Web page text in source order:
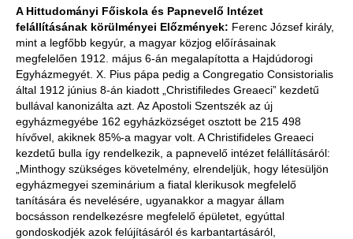
A Hittudományi Főiskola és Papnevelő Intézet
felállításának körülményei Előzmények: Ferenc József király,
mint a legfőbb kegyúr, a magyar közjog előírásainak
megfelelően 1912. május 6-án megalapította a Hajdúdorogi
Egyházmegyét. X. Pius pápa pedig a Congregatio Consistorialis
által 1912 június 8-án kiadott „Christifiledes Greaeci” kezdetű
bullával kanonizálta azt. Az Apostoli Szentszék az új
egyházmegyébe 162 egyházközséget osztott be 215 498
hívővel, akiknek 85%-a magyar volt. A Christifideles Greaeci
kezdetű bulla így rendelkezik, a papnevelő intézet felállításáról:
„Minthogy szükséges követelmény, elrendeljük, hogy létesüljön
egyházmegyei szeminárium a fiatal klerikusok megfelelő
tanítására és nevelésére, ugyanakkor a magyar állam
bocsásson rendelkezésre megfelelő épületet, egyúttal
gondoskodjék azok felújításáról és karbantartásáról,